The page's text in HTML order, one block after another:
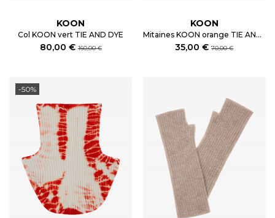
KOON
Col KOON vert TIE AND DYE
80,00 €160,00 €
KOON
Mitaines KOON orange TIE AND DYE
35,00 €70,00 €
-50%